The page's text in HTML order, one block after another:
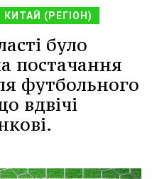
КИТАЙ (РЕГІОН)
було
постачання
футбольного
вдвічі